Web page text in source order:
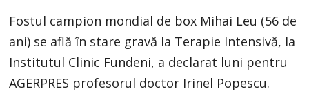
Fostul campion mondial de box Mihai Leu (56 de
ani) se află în stare gravă la Terapie Intensivă, la
Institutul Clinic Fundeni, a declarat luni pentru
AGERPRES profesorul doctor Irinel Popescu.